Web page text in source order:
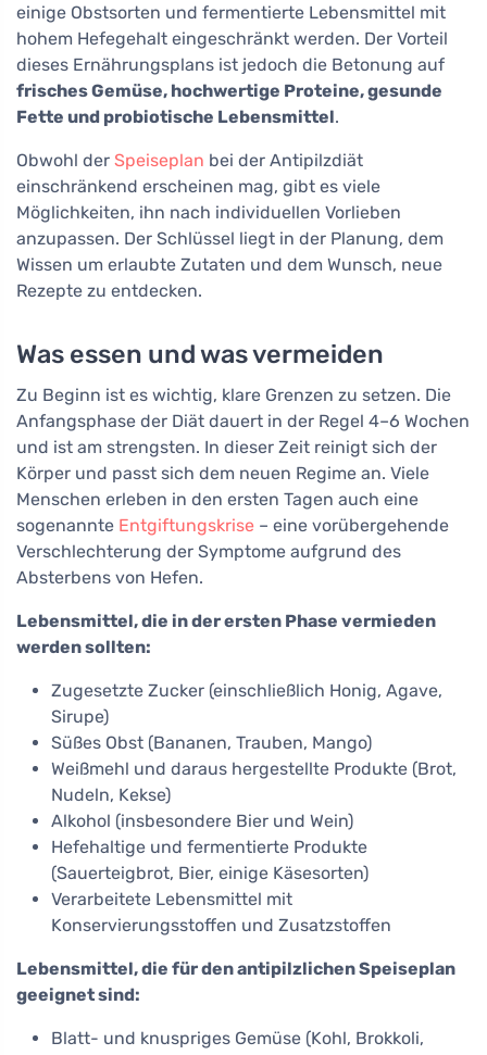
einige Obstsorten und fermentierte Lebensmittel mit
hohem Hefegehalt eingeschränkt werden. Der Vorteil
dieses Ernährungsplans ist jedoch die Betonung auf
frisches Gemüse, hochwertige Proteine, gesunde
Fette und probiotische Lebensmittel.
Obwohl der Speiseplan bei der Antipilzdiät
einschränkend erscheinen mag, gibt es viele
Möglichkeiten, ihn nach individuellen Vorlieben
anzupassen. Der Schlüssel liegt in der Planung, dem
Wissen um erlaubte Zutaten und dem Wunsch, neue
Rezepte zu entdecken.
Was essen und was vermeiden
Zu Beginn ist es wichtig, klare Grenzen zu setzen. Die
Anfangsphase der Diät dauert in der Regel 4–6 Wochen
und ist am strengsten. In dieser Zeit reinigt sich der
Körper und passt sich dem neuen Regime an. Viele
Menschen erleben in den ersten Tagen auch eine
sogenannte Entgiftungskrise – eine vorübergehende
Verschlechterung der Symptome aufgrund des
Absterbens von Hefen.
Lebensmittel, die in der ersten Phase vermieden
werden sollten:
Zugesetzte Zucker (einschließlich Honig, Agave,
Sirupe)
Süßes Obst (Bananen, Trauben, Mango)
Weißmehl und daraus hergestellte Produkte (Brot,
Nudeln, Kekse)
Alkohol (insbesondere Bier und Wein)
Hefehaltige und fermentierte Produkte
(Sauerteigbrot, Bier, einige Käsesorten)
Verarbeitete Lebensmittel mit
Konservierungsstoffen und Zusatzstoffen
Lebensmittel, die für den antipilzlichen Speiseplan
geeignet sind:
Blatt- und knuspriges Gemüse (Kohl, Brokkoli,